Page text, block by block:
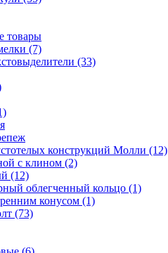
товары
(7)
(33)
конструкций Молли (12)
с клином (2)
(12)
облегченный кольцо (1)
конусом (1)
(73)